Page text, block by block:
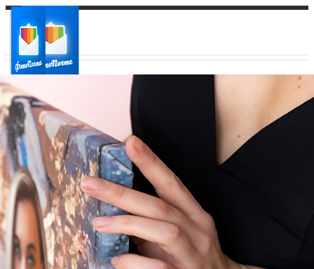
Ваш город:
Ваш регион доставки
Выберите из списка: